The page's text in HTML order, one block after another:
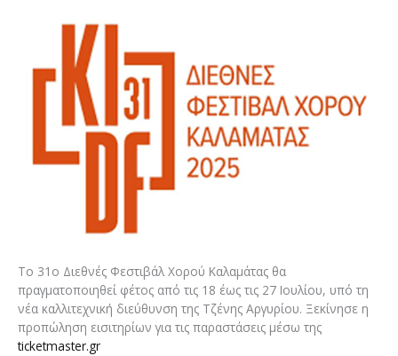
Tο 31ο Διεθνές Φεστιβάλ Χορού Καλαμάτας θα
πραγματοποιηθεί φέτος από τις 18 έως τις 27 Ιουλίου, υπό τη
νέα καλλιτεχνική διεύθυνση της Τζένης Αργυρίου. Ξεκίνησε η
προπώληση εισιτηρίων για τις παραστάσεις μέσω της
ticketmaster.gr